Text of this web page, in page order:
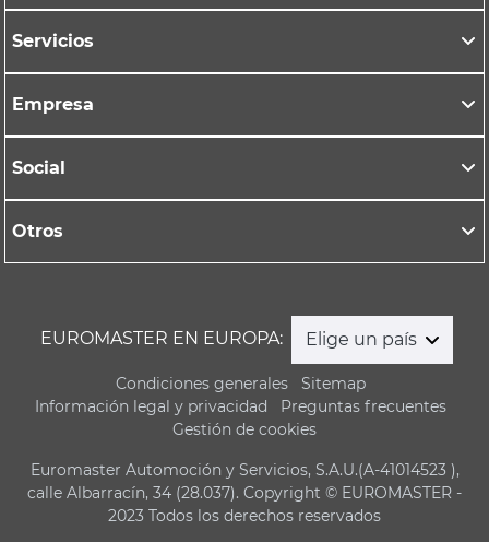
Servicios
Empresa
Social
Otros
EUROMASTER EN EUROPA: Elige un país
Condiciones generales
Sitemap
Información legal y privacidad
Preguntas frecuentes
Gestión de cookies
Euromaster Automoción y Servicios, S.A.U.(A-41014523 ),
calle Albarracín, 34 (28.037). Copyright © EUROMASTER -
2023 Todos los derechos reservados